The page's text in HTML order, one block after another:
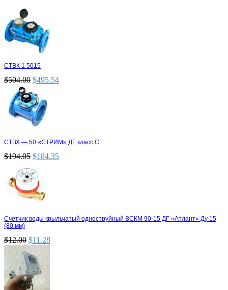
СТВК 1 5015
$504.00 $495.54
СТВХ — 50 «СТРИМ» ДГ класс С
$194.05 $184.35
Счетчик воды крыльчатый одноструйный ВСКМ 90-15 ДГ «Атлант» Ду 15
(80 мм)
$12.00 $11.28